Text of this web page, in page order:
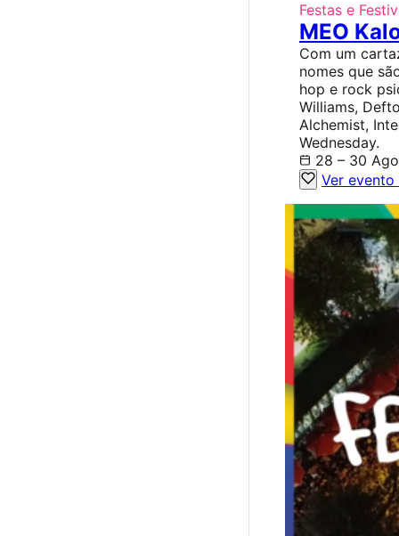
Festas e
MEO
Com um
nomes que
hop e rock
Williams,
Alchemist,
Wednesday.
28 – 30 Ago
Ver